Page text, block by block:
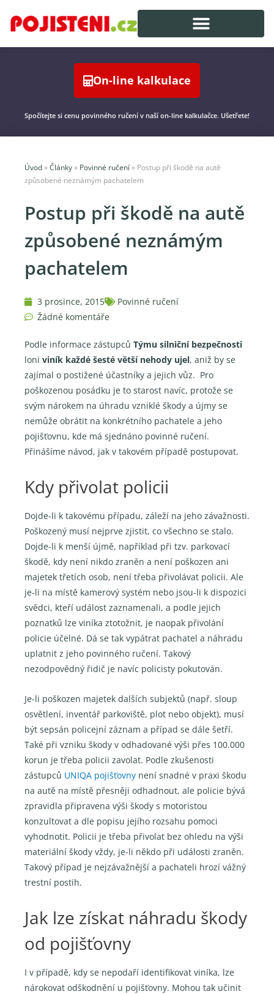
On-line kalkulace
Spočítejte si cenu povinného ručení v naší on-line kalkulačce. Ušetřete!
Úvod » Články » Povinné ručení » Postup při škodě na autě
způsobené neznámým pachatelem
Postup při škodě na autě
způsobené neznámým
pachatelem
3 prosince, 2015
Povinné ručení
Žádné komentáře
Podle informace zástupců Týmu silniční bezpečnosti
loni viník každé šesté větší nehody ujel, aniž by se
zajímal o postižené účastníky a jejich vůz. Pro
poškozenou posádku je to starost navíc, protože se
svým nárokem na úhradu vzniklé škody a újmy se
nemůže obrátit na konkrétního pachatele a jeho
pojišťovnu, kde má sjednáno povinné ručení.
Přinášíme návod, jak v takovém případě postupovat.
Kdy přivolat policii
Dojde-li k takovému případu, záleží na jeho závažnosti.
Poškozený musí nejprve zjistit, co všechno se stalo.
Dojde-li k menší újmě, například při tzv. parkovací
škodě, kdy není nikdo zraněn a není poškozen ani
majetek třetích osob, není třeba přivolávat policii. Ale
je-li na místě kamerový systém nebo jsou-li k dispozici
svědci, kteří událost zaznamenali, a podle jejich
poznatků lze viníka ztotožnit, je naopak přivolání
policie účelné. Dá se tak vypátrat pachatel a náhradu
uplatnit z jeho povinného ručení. Takový
nezodpovědný řidič je navíc policisty pokutován.
Je-li poškozen majetek dalších subjektů (např. sloup
osvětlení, inventář parkoviště, plot nebo objekt), musí
být sepsán policejní záznam a případ se dále šetří.
Také při vzniku škody v odhadované výši přes 100.000
korun je třeba policii zavolat. Podle zkušenosti
zástupců UNIQA pojišťovny není snadné v praxi škodu
na autě na místě přesněji odhadnout, ale policie bývá
zpravidla připravena výši škody s motoristou
konzultovat a dle popisu jejího rozsahu pomoci
vyhodnotit. Policii je třeba přivolat bez ohledu na výši
materiální škody vždy, je-li někdo při události zraněn.
Takový případ je nejzávažnější a pachateli hrozí vážný
trestní postih.
Jak lze získat náhradu škody
od pojišťovny
I v případě, kdy se nepodaří identifikovat viníka, lze
nárokovat odškodnění u pojišťovny. Mohou tak učinit